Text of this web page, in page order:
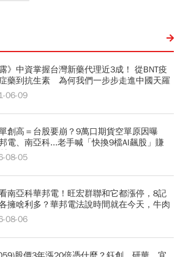
》中資掌握台灣新藥代理近3成！ 從BNT疫
藥到抗生素 為何我們一步步走進中國天羅
06-09
創高＝台股要崩？9萬口期貨空單原因曝
電、南亞科...老手喊「快換9檔AI飆股」賺
08-05
南亞科華邦電！旺宏群聯和它都漲停，8記
擁啥利多？華邦電法說時間就在今天，牛肉
08-06